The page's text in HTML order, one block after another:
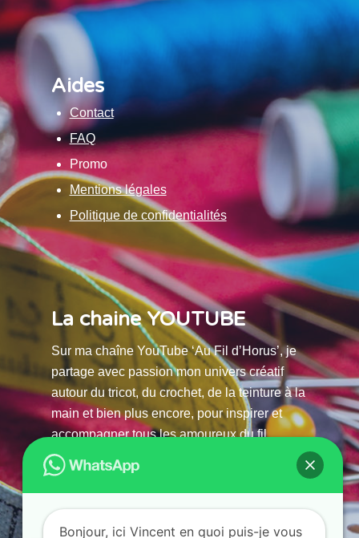
Aides
Contact
FAQ
Promo
Mentions légales
Politique de confidentialités
La chaine YOUTUBE
Sur ma chaîne YouTube ‘Au Fil d’Horus’, je
partage avec passion mon univers créatif
autour du tricot, du crochet, de la teinture à la
main et bien plus encore, pour inspirer et
accompagner tous les amoureux du fil.
Bonjour, ici Vincent en quoi puis-je vous